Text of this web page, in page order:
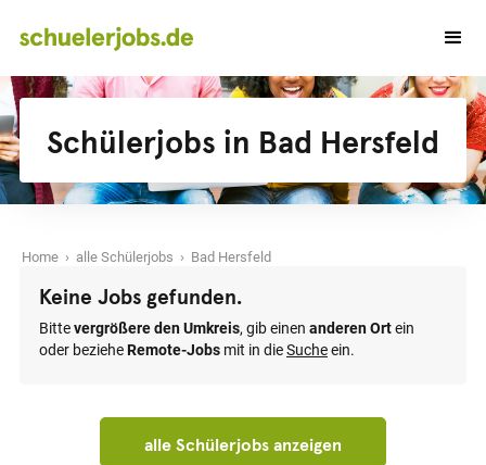
Schülerjobs in Bad Hersfeld
Home › alle Schülerjobs › Bad Hersfeld
Keine Jobs gefunden.
Bittevergrößere den Umkreis, gib einen anderen Ortein
oder bezieheRemote-Jobs mit in dieSucheein.
alle Schülerjobs anzeigen